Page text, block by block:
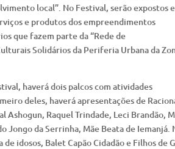
local”. No Festival, serão expostos e
e produtos dos empreendimentos
que fazem parte da “Rede de
Solidários da Periferia Urbana da
haverá dois palcos com atividades
deles, haverá apresentações de
Raquel Trindade, Leci Brandão,
Jongo da Serrinha, Mãe Beata de Iemanjá.
idosos, Balet Capão Cidadão e Filhos de